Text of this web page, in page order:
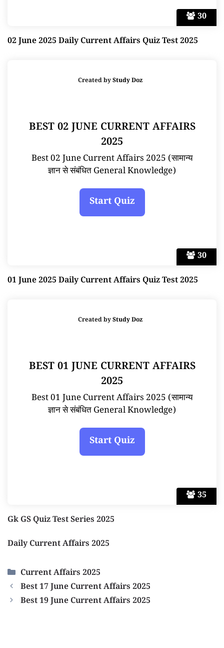
30
02 June 2025 Daily Current Affairs Quiz Test 2025
30
Created byStudy Doz
BEST 02 JUNE CURRENT AFFAIRS
2025
Best 02 June Current Affairs 2025 (सामान्य
ज्ञान से संबंधित General Knowledge)
01 June 2025 Daily Current Affairs Quiz Test 2025
35
Created byStudy Doz
BEST 01 JUNE CURRENT AFFAIRS
2025
Best 01 June Current Affairs 2025 (सामान्य
ज्ञान से संबंधित General Knowledge)
Gk GS Quiz Test Series 2025
Daily Current Affairs 2025
Categories
Current Affairs 2025
Best 17 June Current Affairs 2025
Best 19 June Current Affairs 2025